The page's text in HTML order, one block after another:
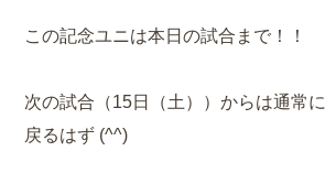
この記念ユニは本日の試合まで！！
次の試合（15日（土））からは通常に
戻るはず (^^)